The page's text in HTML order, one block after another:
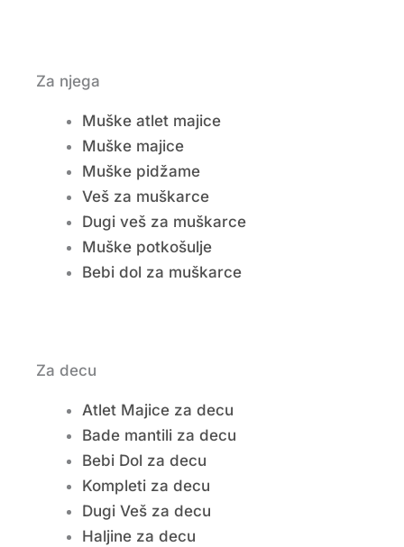
Za njega
Muške atlet majice
Muške majice
Muške pidžame
Veš za muškarce
Dugi veš za muškarce
Muške potkošulje
Bebi dol za muškarce
Za decu
Atlet Majice za decu
Bade mantili za decu
Bebi Dol za decu
Kompleti za decu
Dugi Veš za decu
Haljine za decu